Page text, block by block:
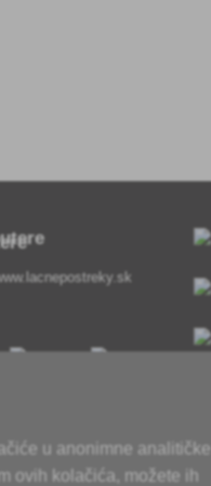
u anonimne analitičke
ovih kolačića, možete ih